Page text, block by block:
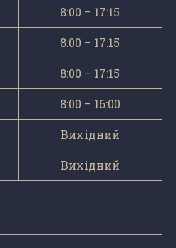
8:00 – 17:15
8:00 – 17:15
8:00 – 17:15
8:00 – 16:00
Вихідний
Вихідний